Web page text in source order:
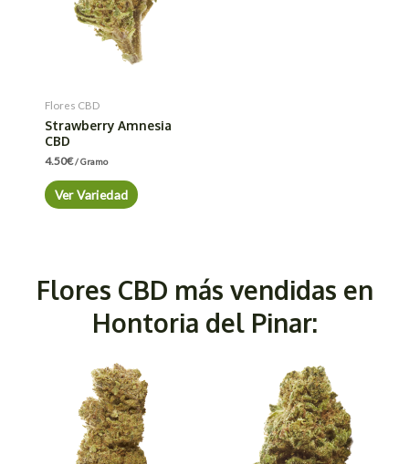
Flores CBD
Strawberry Amnesia
CBD
4.50€/ Gramo
Ver Variedad
Flores CBD más vendidas en
Hontoria del Pinar: